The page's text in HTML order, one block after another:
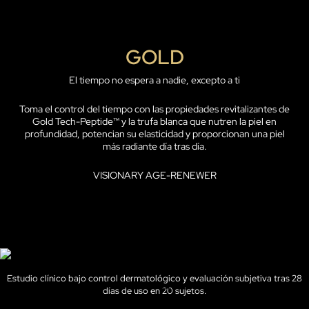
GOLD
El tiempo no espera a nadie, excepto a ti
Toma el control del tiempo con las propiedades revitalizantes de
Gold Tech-Peptide™ y la trufa blanca que nutren la piel en
profundidad, potencian su elasticidad y proporcionan una piel
más radiante día tras día.
VISIONARY AGE-RENEWER
· 90% más luminosa
· 100% más confortable e hidratada
Estudio clínico bajo control dermatológico y evaluación subjetiva tras 28
días de uso en 20 sujetos.